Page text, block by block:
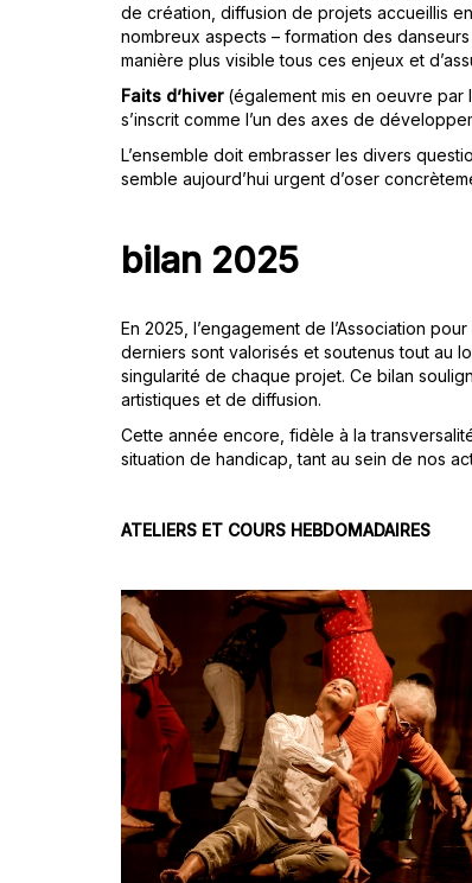
de création, diffusion de projets accueillis
nombreux aspects – formation des
manière plus visible tous ces enjeux et
Faits d’hiver(également mis en oeuvre par
s’inscrit comme l’un des axes de
L’ensemble doit embrasser les divers
semble aujourd’hui urgent d’oser
bilan 2025
En 2025, l’engagement de l’Association
derniers sont valorisés et soutenus tout au
singularité de chaque projet. Ce bilan
artistiques et de diffusion.
Cette année encore, fidèle à la
situation de handicap, tant au sein de nos
ATELIERS ET COURS HEBDOMADAIRES